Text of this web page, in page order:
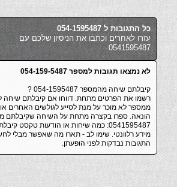
כל התגובות ל 054-1595487
עזרו לאחרים וכתבו את הניסיון שלכם עם
0541595487
לא נמצאו תגובות למספר 054-159-5487
קיבלתם שיחה מהמספר 054-1595487 ?
רשמו את הפרטים מתחת. דווחו אם קיבלתם שיחה
ממספר לא מוכר על מנת לסייע לגולשים האחרים
הונאה. ספרו בקצרה מתחת על השיחה שקיבלתם
0541595487: כמה שיחות או הודעות טקסט
מידע רלוונטי. שימו לב - תארו מה שאפשר מבלי
התגובות נבדקות לפני הופעתן.